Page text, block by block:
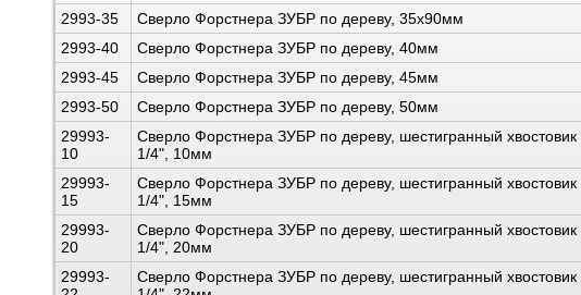
2993-35
Сверло Форстнера ЗУБР по дереву, 35x90мм
2993-40
Сверло Форстнера ЗУБР по дереву, 40мм
2993-45
Сверло Форстнера ЗУБР по дереву, 45мм
2993-50
Сверло Форстнера ЗУБР по дереву, 50мм
29993-
10
Сверло Форстнера ЗУБР по дереву, шестигранный хвостовик
1/4", 10мм
29993-
15
Сверло Форстнера ЗУБР по дереву, шестигранный хвостовик
1/4", 15мм
29993-
20
Сверло Форстнера ЗУБР по дереву, шестигранный хвостовик
1/4", 20мм
29993-
Сверло Форстнера ЗУБР по дереву, шестигранный хвостовик